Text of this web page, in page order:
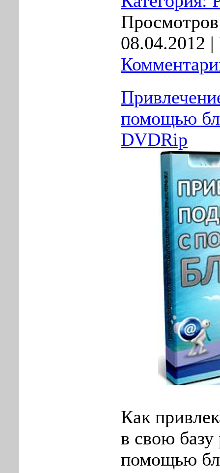
08.04.2012 |
помощью
DVDRip
Как
в свою базу
помощью